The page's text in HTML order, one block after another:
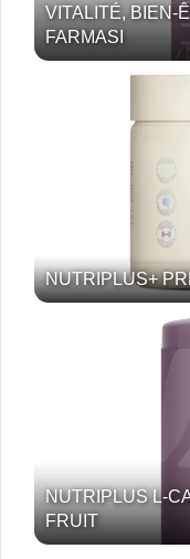
VITALITÉ, BIEN-
FARMASI
NUTRIPLUS+
NUTRIPLUS L-
FRUIT